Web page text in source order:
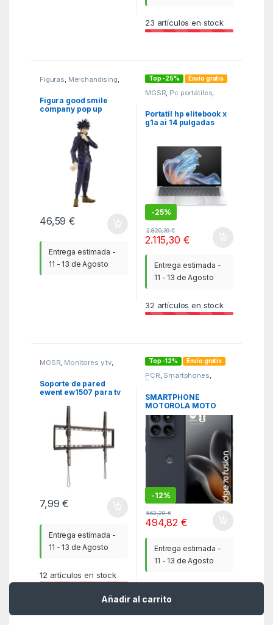
Añadir al carrito
23 artículos en stock
Figuras, Merchandising,
Figura good smile
company pop up
parade jujutsu kaisen
megumi fushiguro
46,59€
Entrega estimada -
11 - 13 de Agosto
Top -25% Envío gratis
MGSR, Pc portátiles,
Portatil hp elitebook x
g1a ai 14 pulgadas
-25%
2.820,39€
2.115,30 €
Entrega estimada -
11 - 13 de Agosto
32 artículos en stock
MGSR Monitores y tv
Soportes monitores - tv
Soporte de pared
ewent ew1507 para tv
pulgadas carga
maxima 35kg
7,99€
Entrega estimada -
11 - 13 de Agosto
12 artículos en stock
Top -12% Envío gratis
PCR, Smartphones,
Telefonía
SMARTPHONE
MOTOROLA MOTO
EDGE 70 FUSION
POWER G77
8GB/256GB
-12%
562,29€
494,82€
Entrega estimada -
11 - 13 de Agosto